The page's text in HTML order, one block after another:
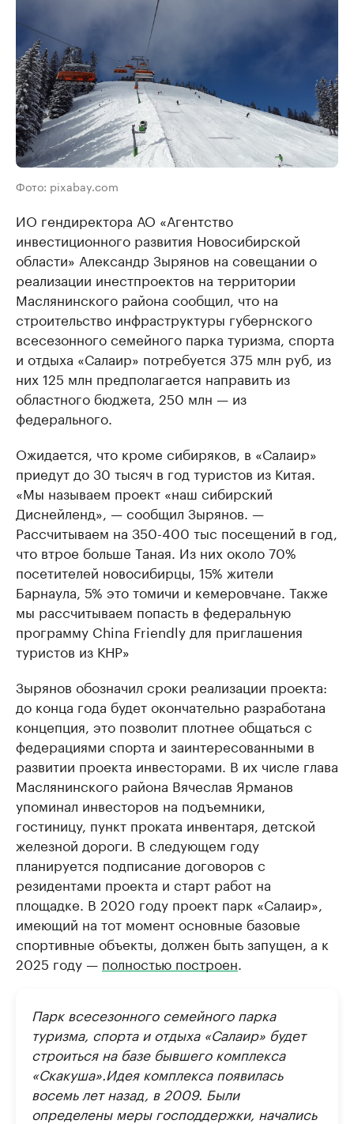
Фото: pixabay.com
ИО гендиректора АО «Агентство
инвестиционного развития Новосибирской
области» Александр Зырянов на совещании о
реализации инестпроектов на территории
Маслянинского района сообщил, что на
строительство инфраструктуры губернского
всесезонного семейного парка туризма, спорта
и отдыха «Салаир» потребуется 375 млн руб, из
них 125 млн предполагается направить из
областного бюджета, 250 млн — из
федерального.
Ожидается, что кроме сибиряков, в «Салаир»
приедут до 30 тысяч в год туристов из Китая.
«Мы называем проект «наш сибирский
Диснейленд», — сообщил Зырянов. —
Рассчитываем на 350-400 тыс посещений в год,
что втрое больше Таная. Из них около 70%
посетителей новосибирцы, 15% жители
Барнаула, 5% это томичи и кемеровчане. Также
мы рассчитываем попасть в федеральную
программу China Friendly для приглашения
туристов из КНР»
Зырянов обозначил сроки реализации проекта:
до конца года будет окончательно разработана
концепция, это позволит плотнее общаться с
федерациями спорта и заинтересованными в
развитии проекта инвесторами. В их числе глава
Маслянинского района Вячеслав Ярманов
упоминал инвесторов на подъемники,
гостиницу, пункт проката инвентаря, детской
железной дороги. В следующем году
планируется подписание договоров с
резидентами проекта и старт работ на
площадке. В 2020 году проект парк «Салаир»,
имеющий на тот момент основные базовые
спортивные объекты, должен быть запущен, а к
2025 году — полностью построен
Парк всесезонного семейного парка
туризма, спорта и отдыха «Салаир» будет
строиться на базе бывшего комплекса
«Скакуша».Идея комплекса появилась
восемь лет назад, в 2009. Были
определены меры господдержки, начались